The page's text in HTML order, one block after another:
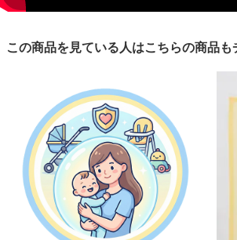
この商品を見ている人はこちらの商品